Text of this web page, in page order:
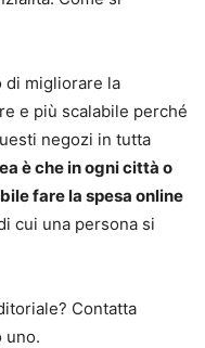
di migliorare la
e più scalabile perché
negozi in tutta
è che in ogni città o
fare la spesa online
cui una persona si
Contatta
uno.